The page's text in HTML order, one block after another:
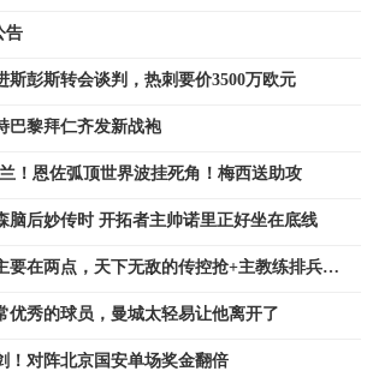
告
斯彭斯转会谈判，热刺要价3500万欧元
巴黎拜仁齐发新战袍
！恩佐弧顶世界波挂死角！梅西送助攻
脑后妙传时 开拓者主帅诺里正好坐在底线
要在两点，天下无敌的传控抢+主教练排兵布
优秀的球员，曼城太轻易让他离开了
！对阵北京国安单场奖金翻倍